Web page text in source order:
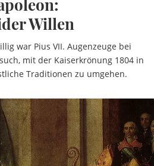
Willen
war Pius VII. Augenzeuge bei
mit der Kaiserkrönung 1804 in
Traditionen zu umgehen.